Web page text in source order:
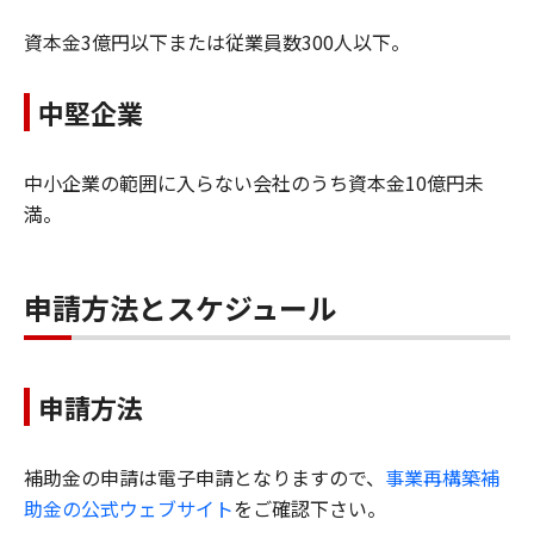
資本金3億円以下または従業員数300人以下。
中堅企業
中小企業の範囲に入らない会社のうち資本金10億円未
満。
申請方法とスケジュール
申請方法
補助金の申請は電子申請となりますので、 事業再構築補
助金の公式ウェブサイトをご確認下さい。